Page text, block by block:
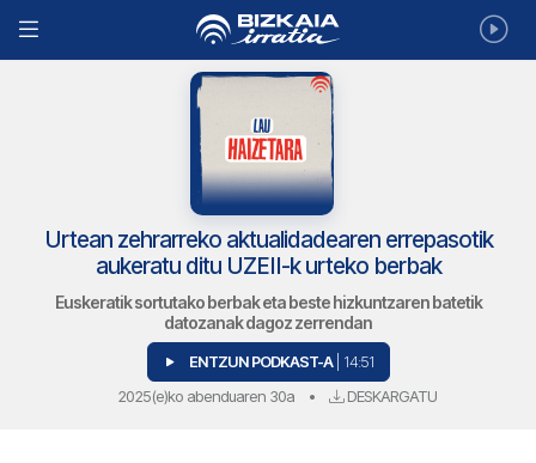
Urtean zehrarreko aktualidadearen errepasotik
aukeratu ditu UZEII-k urteko berbak
Euskeratik sortutako berbak eta beste hizkuntzaren batetik
datozanak dagoz zerrendan
ENTZUN PODKAST-A | 14:51
2025(e)ko abenduaren 30a • DESKARGATU